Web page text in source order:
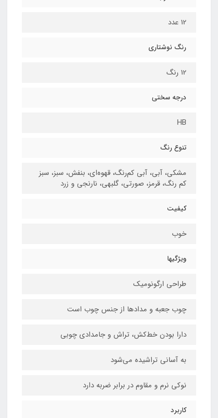
12 عدد
رنگ نوشتاری
12 رنگ
درجه سختی
HB
تنوع رنگ
مشکی، آبی، آبی کم‌رنگ، قهوه‌ای، بنفش، سبز، سبز
کم رنگ، قرمز، صورتی، گلبهی، نارنجی و زرد
کیفیت
خوب
ویژگیها
طراحی ارگونومیک
چوب جعبه و مدادها از جنس چوب است
دارا بودن خط‌کش، تراش و جامدادی چوبی
به آسانی تراشیده می‌شود
نوکی نرم و مقاوم در برابر ضربه دارد
کاربرد